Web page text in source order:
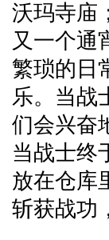
沃玛寺庙
又一个通
繁琐的日
乐。当战
们会兴奋
当战士终
放在仓库
斩获战功